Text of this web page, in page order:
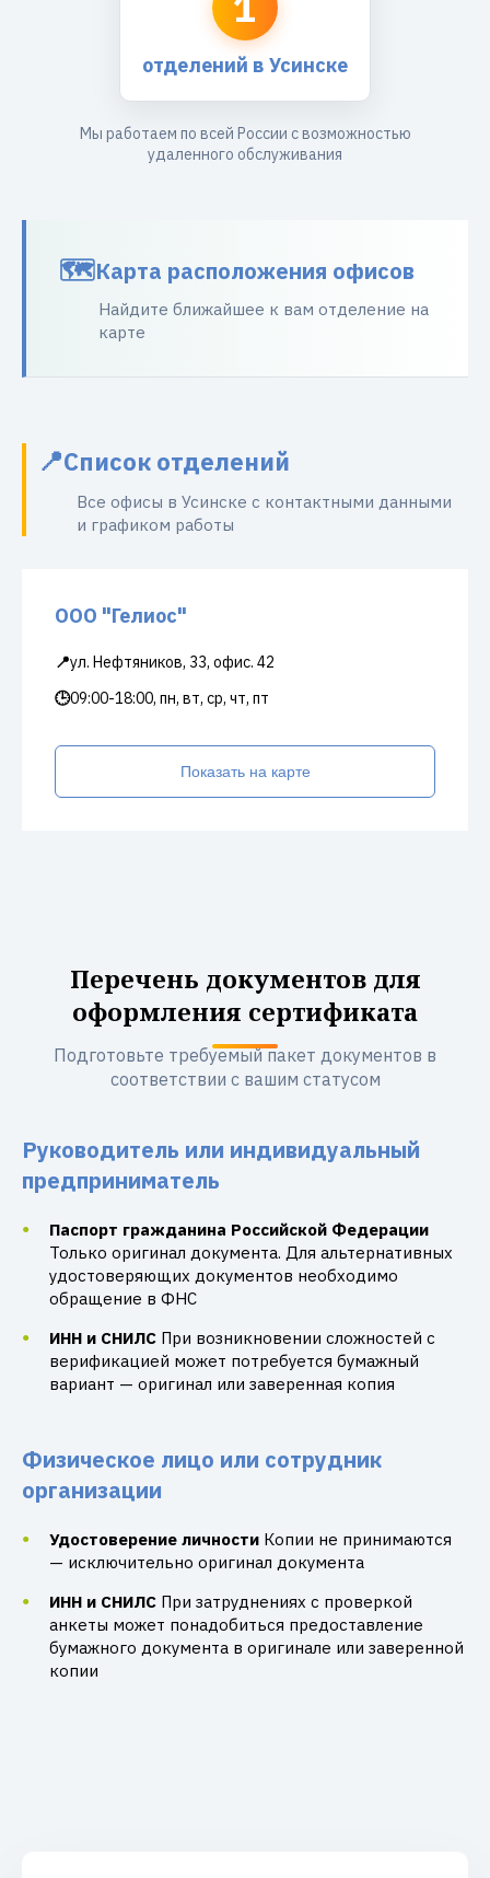
отделений в Усинске
Мы работаем по всей России с возможностью
удаленного обслуживания
Карта расположения офисов
Найдите ближайшее к вам отделение на
карте
Список отделений
Все офисы в Усинске с контактными данными
и графиком работы
ООО "Гелиос"
📍ул. Нефтяников, 33, офис. 42
🕒09:00-18:00, пн, вт, ср, чт, пт
Показать на карте
Перечень документов для
оформления сертификата
Подготовьте требуемый пакет документов в
соответствии с вашим статусом
Руководитель или индивидуальный
предприниматель
Паспорт гражданина Российской Федерации
Только оригинал документа. Для альтернативных
удостоверяющих документов необходимо
обращение в ФНС
ИНН и СНИЛС При возникновении сложностей с
верификацией может потребуется бумажный
вариант — оригинал или заверенная копия
Физическое лицо или сотрудник
организации
Удостоверение личности Копии не принимаются
— исключительно оригинал документа
ИНН и СНИЛС При затруднениях с проверкой
анкеты может понадобиться предоставление
бумажного документа в оригинале или заверенной
копии